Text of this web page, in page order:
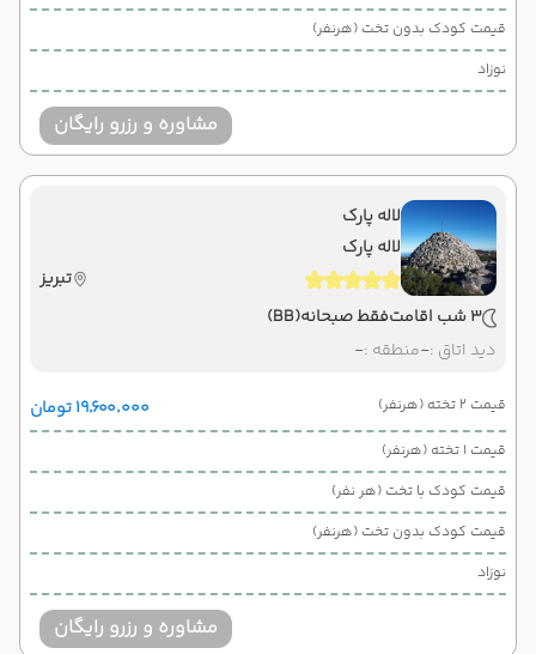
قیمت کودک بدون تخت (هرنفر)
نوزاد
مشاوره و رزرو رایگان
لاله پارک
لاله پارک
تبریز
3 شب اقامت
فقط صبحانه(BB)
دید اتاق :-منطقه :-
قیمت 2 تخته (هرنفر) ۱۹٬۶۰۰٬۰۰۰ تومان
قیمت 1 تخته (هرنفر)
قیمت کودک با تخت (هر نفر)
قیمت کودک بدون تخت (هرنفر)
نوزاد
مشاوره و رزرو رایگان